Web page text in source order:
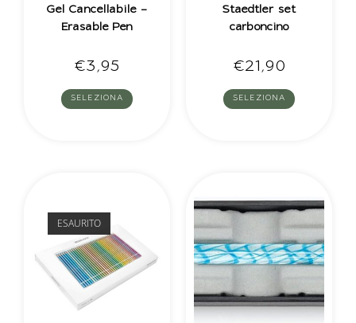
Gel Cancellabile –
Erasable Pen
€3,95
SELEZIONA
Staedtler set
carboncino
€21,90
SELEZIONA
ESAURITO